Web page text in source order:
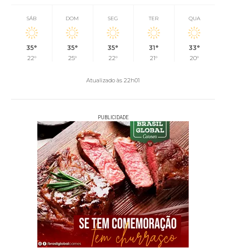
SÁB
35°
22°
DOM
35°
25°
SEG
35°
22°
TER
31°
21°
QUA
33°
20°
Atualizado às 22h01
PUBLICIDADE